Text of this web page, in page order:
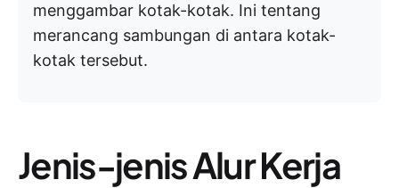
menggambar kotak-kotak. Ini tentang
merancang sambungan di antara kotak-
kotak tersebut.
Jenis-jenis Alur Kerja